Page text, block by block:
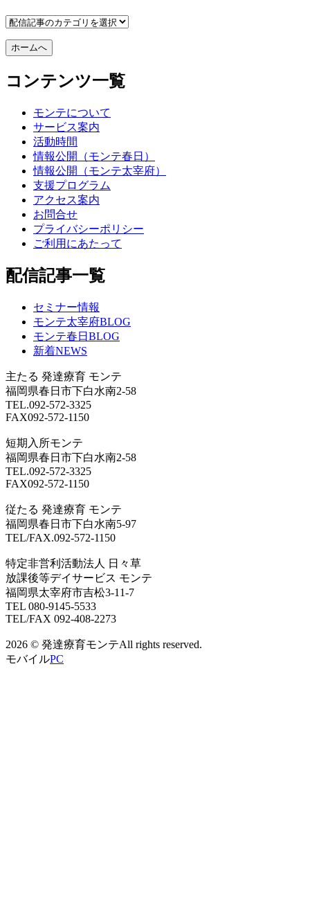
コンテンツ一覧
モンテについて
サービス案内
活動時間
情報公開（モンテ春日）
情報公開（モンテ太宰府）
支援プログラム
アクセス案内
お問合せ
プライバシーポリシー
ご利用にあたって
配信記事一覧
セミナー情報
モンテ太宰府BLOG
モンテ春日BLOG
新着NEWS
主たる 発達療育 モンテ
福岡県春日市下白水南2-58
TEL.092-572-3325
FAX092-572-1150
短期入所モンテ
福岡県春日市下白水南2-58
TEL.092-572-3325
FAX092-572-1150
従たる 発達療育 モンテ
福岡県春日市下白水南5-97
TEL/FAX.092-572-1150
特定非営利活動法人 日々草
放課後等デイサービス モンテ
福岡県太宰府市吉松3-11-7
TEL 080-9145-5533
TEL/FAX 092-408-2273
2026 © 発達療育モンテAll rights reserved.
モバイルPC